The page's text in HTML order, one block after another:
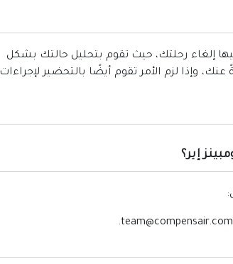
إلغاء رحلتك، حيث تقوم بتحليل حالتك بشكل
وإذا لزم الأمر تقوم أيضًا بالتحضير لإجراءات
إير؟